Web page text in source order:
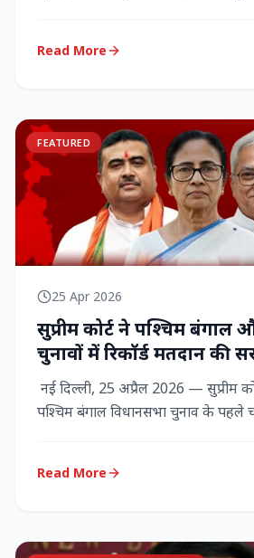
Read More
FEATURED
25 Apr 2026
सुप्रीम कोर्ट ने पश्चिम बंगाल
चुनावों में रिकॉर्ड मतदान की
नागरिक शक्ति का प्रदर्शन
नई दिल्ली, 25 अप्रैल 2026 — सुप्रीम
पश्चिम बंगाल विधानसभा चुनाव के
Read More